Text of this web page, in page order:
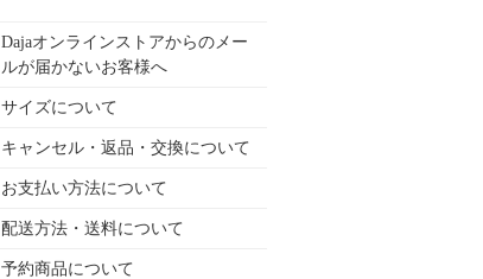
Dajaオンラインストアからのメー
ルが届かないお客様へ
サイズについて
キャンセル・返品・交換について
お支払い方法について
配送方法・送料について
予約商品について